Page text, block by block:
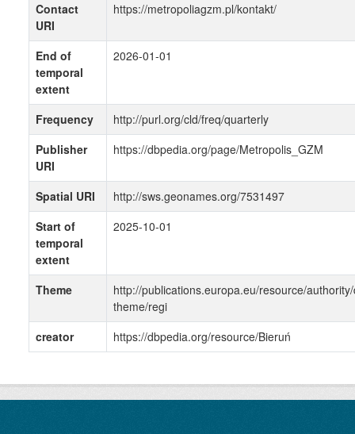
Contact
URI
https://metropoliagzm.pl/kontakt/
End of
temporal
extent
2026-01-01
Frequency
http://purl.org/cld/freq/quarterly
Publisher
URI
https://dbpedia.org/page/Metropolis_GZM
Spatial URI
http://sws.geonames.org/7531497
Start of
temporal
extent
2025-10-01
Theme
http://publications.europa.eu/resource/
theme/regi
creator
https://dbpedia.org/resource/Bieruń